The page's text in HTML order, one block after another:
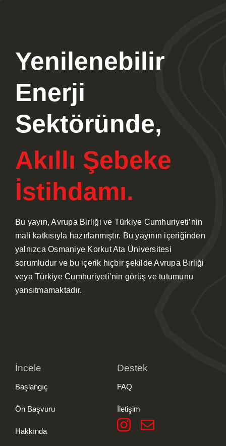
Yenilenebilir
Enerji
Sektöründe,
Akıllı Şebeke
İstihdamı.
Bu yayın, Avrupa Birliği ve Türkiye Cumhuriyeti’nin
mali katkısıyla hazırlanmıştır. Bu yayının içeriğinden
yalnızca Osmaniye Korkut Ata Üniversitesi
sorumludur ve bu içerik hiçbir şekilde Avrupa Birliği
veya Türkiye Cumhuriyeti’nin görüş ve tutumunu
yansıtmamaktadır.
İncele
Başlangıç
Ön Başvuru
Hakkında
Destek
FAQ
İletişim